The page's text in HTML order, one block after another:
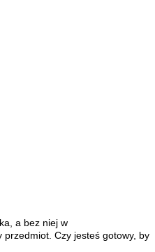
a bez niej w
Czy jesteś gotowy, by